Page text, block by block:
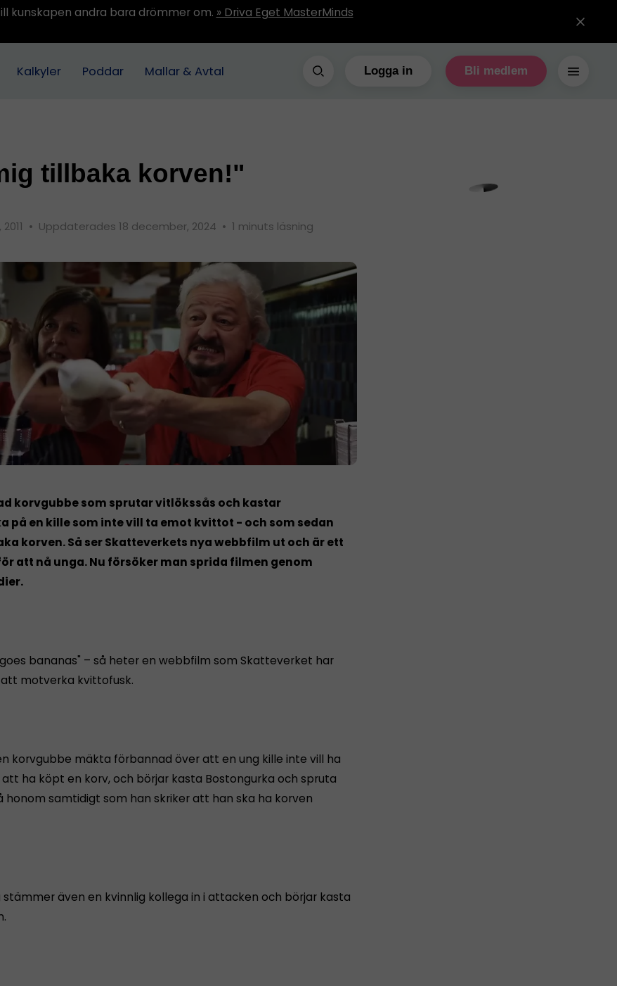
kunskapen andra bara drömmer om. » Driva Eget MasterMinds
Kalkyler Poddar Mallar & Avtal Logga in Bli medlem
tillbaka korven!"
• Uppdaterades 18 december, 2024 • 1 minuts läsning
korvgubbe som sprutar vitlökssås och kastar
på en kille som inte vill ta emot kvittot - och som sedan
korven. Så ser Skatteverkets nya webbfilm ut och är ett
att nå unga. Nu försöker man sprida filmen genom
bananas" – så heter en webbfilm som Skatteverket har
motverka kvittofusk.
korvgubbe mäkta förbannad över att en ung kille inte vill ha
ha köpt en korv, och börjar kasta Bostongurka och spruta
honom samtidigt som han skriker att han ska ha korven
även en kvinnlig kollega in i attacken och börjar kasta